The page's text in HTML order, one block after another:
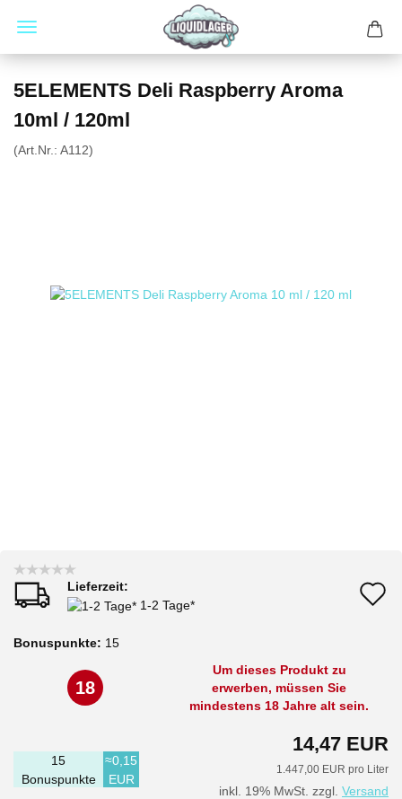
5ELEMENTS Deli Raspberry Aroma
10ml / 120ml
(Art.Nr.: A112)
Lieferzeit:
1-2 Tage*
Bonuspunkte: 15
18
Um dieses Produkt zu
erwerben, müssen Sie
mindestens 18 Jahre alt sein.
14,47 EUR
1.447,00 EUR pro Liter
inkl. 19% MwSt. zzgl. Versand
15
Bonuspunkte
≈0,15
EUR